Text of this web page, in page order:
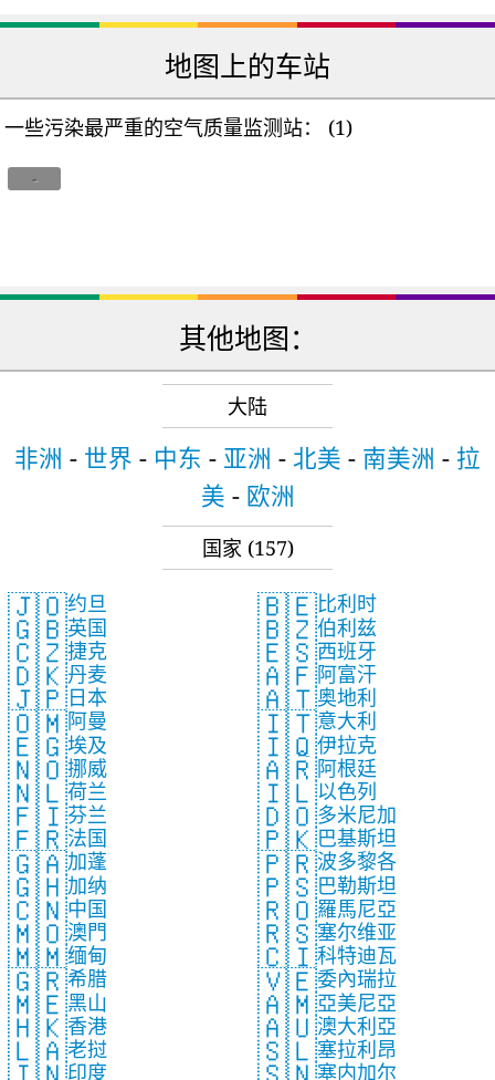
地图上的车站
一些污染最严重的空气质量监测站： (1)
-
其他地图：
大陆
非洲 - 世界 - 中东 - 亚洲 - 北美 - 南美洲 - 拉
美 - 欧洲
国家 (157)
🇯🇴约旦
🇬🇧英国
🇨🇿捷克
🇩🇰丹麦
🇯🇵日本
🇴🇲阿曼
🇪🇬埃及
🇳🇴挪威
🇳🇱荷兰
🇫🇮芬兰
🇫🇷法国
🇬🇦加蓬
🇬🇭加纳
🇨🇳中国
🇲🇴澳門
🇲🇲缅甸
🇬🇷希腊
🇲🇪黑山
🇭🇰香港
🇱🇦老挝
印度
🇧🇪比利时
🇧🇿伯利兹
🇪🇸西班牙
🇦🇫阿富汗
🇦🇹奥地利
🇮🇹意大利
🇮🇶伊拉克
🇦🇷阿根廷
🇮🇱以色列
🇩🇴多米尼加
🇵🇰巴基斯坦
🇵🇷波多黎各
🇵🇸巴勒斯坦
🇷🇴羅馬尼亞
🇷🇸塞尔维亚
🇨🇮科特迪瓦
🇻🇪委內瑞拉
🇦🇲亞美尼亞
🇦🇺澳大利亞
🇸🇱塞拉利昂
塞内加尔